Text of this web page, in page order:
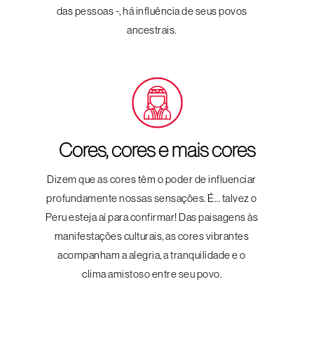
das pessoas -, há influência de seus povos
ancestrais.
Cores, cores e mais cores
Dizem que as cores têm o poder de influenciar
profundamente nossas sensações. É… talvez o
Peru esteja aí para confirmar! Das paisagens às
manifestações culturais, as cores vibrantes
acompanham a alegria, a tranquilidade e o
clima amistoso entre seu povo.